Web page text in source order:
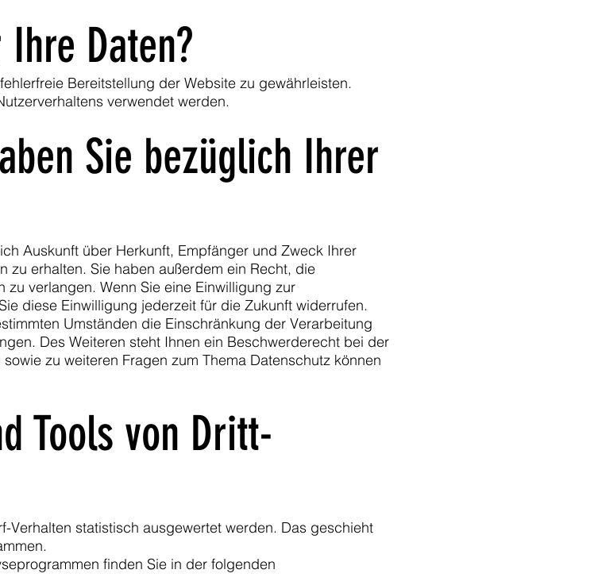
Daten?
Bereitstellung der Website zu gewährleisten.
verwendet werden.
Sie bezüglich Ihrer
Auskunft über Herkunft, Empfänger und Zweck Ihrer
zu erhalten. Sie haben außerdem ein Recht, die
verlangen. Wenn Sie eine Einwilligung zur
diese Einwilligung jederzeit für die Zukunft widerrufen.
Umständen die Einschränkung der Verarbeitung
Des Weiteren steht Ihnen ein Beschwerderecht bei der
zu weiteren Fragen zum Thema Datenschutz können
Tools von Dritt­
Verhalten statistisch ausgewertet werden. Das geschieht
finden Sie in der folgenden